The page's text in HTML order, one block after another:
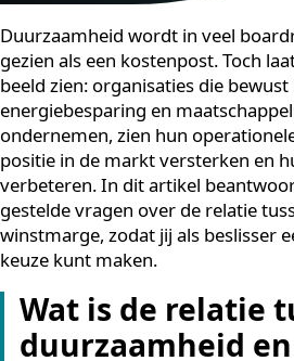
Duurzaamheid wordt in veel
gezien als een kostenpost.
beeld zien: organisaties die
energiebesparing en
ondernemen, zien hun
positie in de markt versterken
verbeteren. In dit artikel
gestelde vragen over de relatie
winstmarge, zodat jij als
keuze kunt maken.